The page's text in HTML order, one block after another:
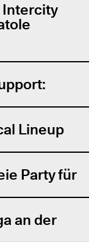
Intercity
Lineup
Party für
an der